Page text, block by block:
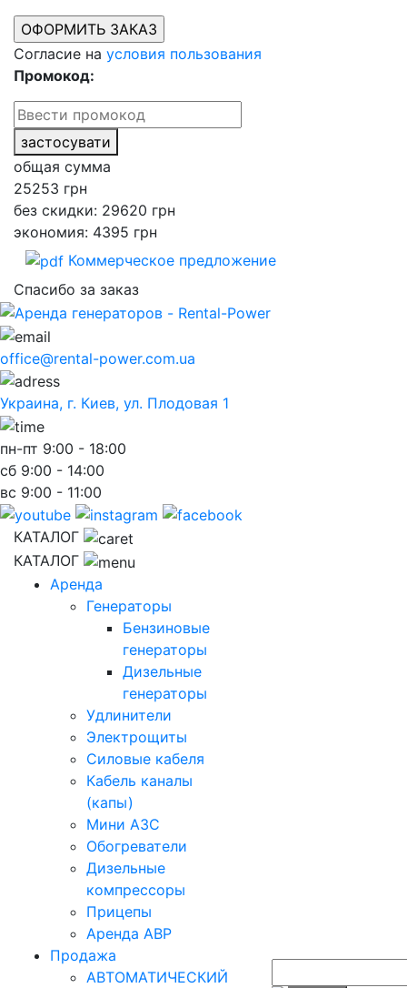
Согласие на условия пользования
Промокод:
застосувати
общая сумма
25253 грн
без скидки: 29620 грн
экономия: 4395 грн
Коммерческое предложение
Спасибо за заказ
office@rental-power.com.ua
Украина, г. Киев, ул. Плодовая 1
пн-пт 9:00 - 18:00
сб 9:00 - 14:00
вс 9:00 - 11:00
КАТАЛОГ
КАТАЛОГ
Аренда
Генераторы
Бензиновые
генераторы
Дизельные
генераторы
Удлинители
Электрощиты
Силовые кабеля
Кабель каналы
(капы)
Мини АЗС
Обогреватели
Дизельные
компрессоры
Прицепы
Аренда АВР
Продажа
АВТОМАТИЧЕСКИЙ